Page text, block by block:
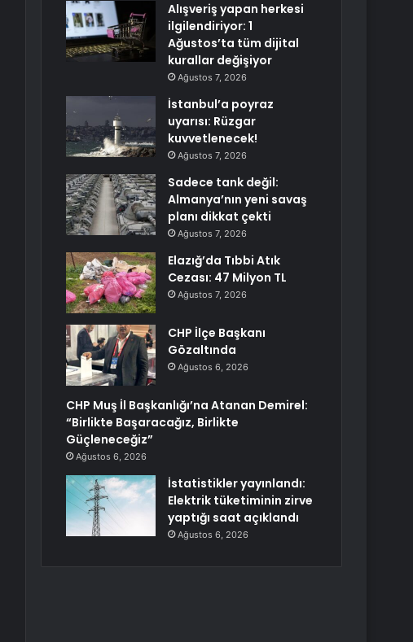
Alışveriş yapan herkesi
ilgilendiriyor: 1
Ağustos’ta tüm dijital
kurallar değişiyor
Ağustos 7, 2026
İstanbul’a poyraz
uyarısı: Rüzgar
kuvvetlenecek!
Ağustos 7, 2026
Sadece tank değil:
Almanya’nın yeni savaş
planı dikkat çekti
Ağustos 7, 2026
Elazığ’da Tıbbi Atık
Cezası: 47 Milyon TL
Ağustos 7, 2026
CHP İlçe Başkanı
Gözaltında
Ağustos 6, 2026
CHP Muş İl Başkanlığı’na Atanan Demirel:
“Birlikte Başaracağız, Birlikte
Güçleneceğiz”
Ağustos 6, 2026
İstatistikler yayınlandı:
Elektrik tüketiminin zirve
yaptığı saat açıklandı
Ağustos 6, 2026